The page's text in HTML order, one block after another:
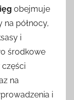
obejmuje
na północy,
i
środkowe
na
i